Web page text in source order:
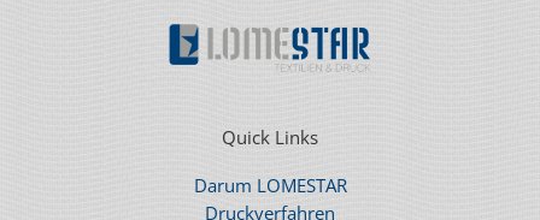
Quick Links
Darum LOMESTAR
Druckverfahren